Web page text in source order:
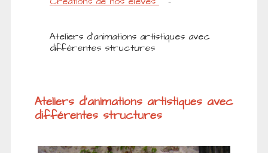
Ateliers d'animations artistiques avec
différentes structures
Ateliers d'animations artistiques avec
différentes structures